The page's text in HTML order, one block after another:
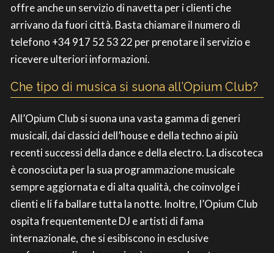
offre anche un servizio di navetta per i clienti che
arrivano da fuori città. Basta chiamare il numero di
telefono +34 917 52 53 22 per prenotare il servizio e
ricevere ulteriori informazioni.
Che tipo di musica si suona all’Opium Club?
All’Opium Club si suona una vasta gamma di generi
musicali, dai classici dell’house e della techno ai più
recenti successi della dance e della electro. La discoteca
è conosciuta per la sua programmazione musicale
sempre aggiornata e di alta qualità, che coinvolge i
clienti e li fa ballare tutta la notte. Inoltre, l’Opium Club
ospita frequentemente DJ e artisti di fama
internazionale, che si esibiscono in esclusive